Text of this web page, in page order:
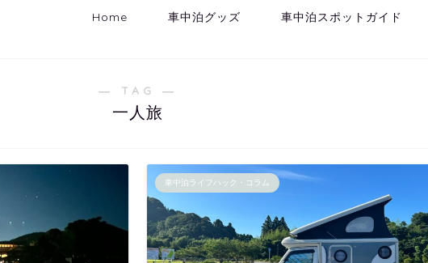
Home 車中泊グッズ 車中泊スポットガイド
― TAG ―
一人旅
車中泊ライフハック・コラム